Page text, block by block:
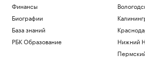
Общество
Киты, тундра и космические пейзажи:
зачем ехать в восточную Арктику
РБК и УК Первая
Лукашенко рассказал, зачем
Финансы
Биографии
База знаний
РБК Образование
Нижний